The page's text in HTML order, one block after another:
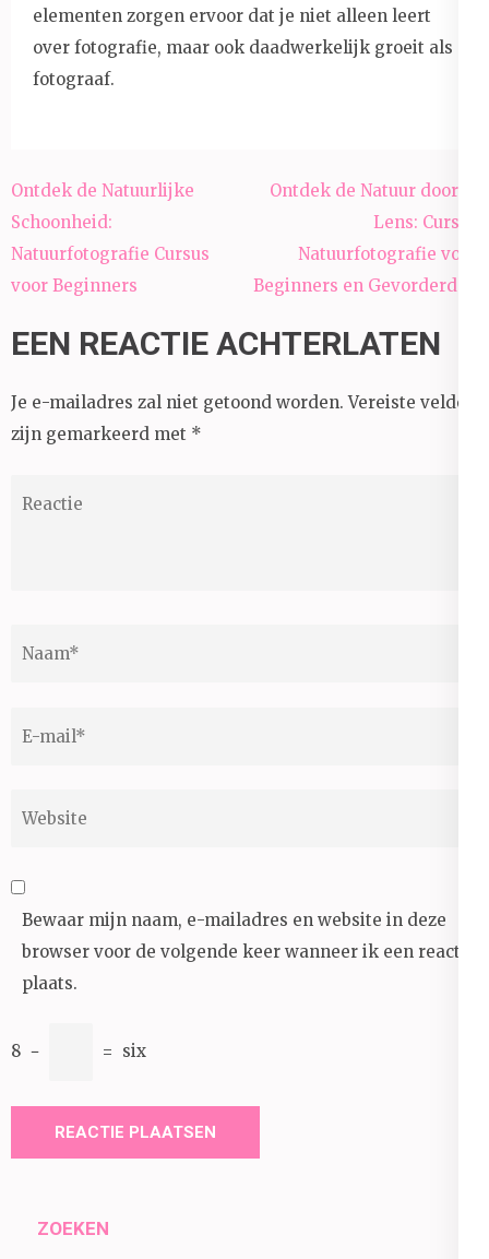
elementen zorgen ervoor dat je niet alleen leert
over fotografie, maar ook daadwerkelijk groeit als
fotograaf.
Berichtnavigatie
Ontdek de Natuurlijke
Schoonheid:
Natuurfotografie Cursus
voor Beginners
Ontdek de Natuur door je
Lens: Cursus
Natuurfotografie voor
Beginners en Gevorderden
EEN REACTIE ACHTERLATEN
Je e-mailadres zal niet getoond worden. Vereiste velden
zijn gemarkeerd met *
Bewaar mijn naam, e-mailadres en website in deze
browser voor de volgende keer wanneer ik een reactie
plaats.
8 − = six
ZOEKEN